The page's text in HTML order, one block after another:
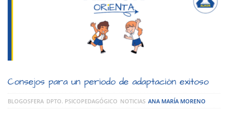
Consejos para un periodo de adaptación exitoso
BLOGOSFERA DPTO. PSICOPEDAGÓGICO NOTICIAS ANA MARÍA MORENO